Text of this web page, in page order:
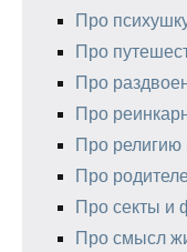
Про
Про
Про
Про
Про религию
Про
Про секты и
Про смысл